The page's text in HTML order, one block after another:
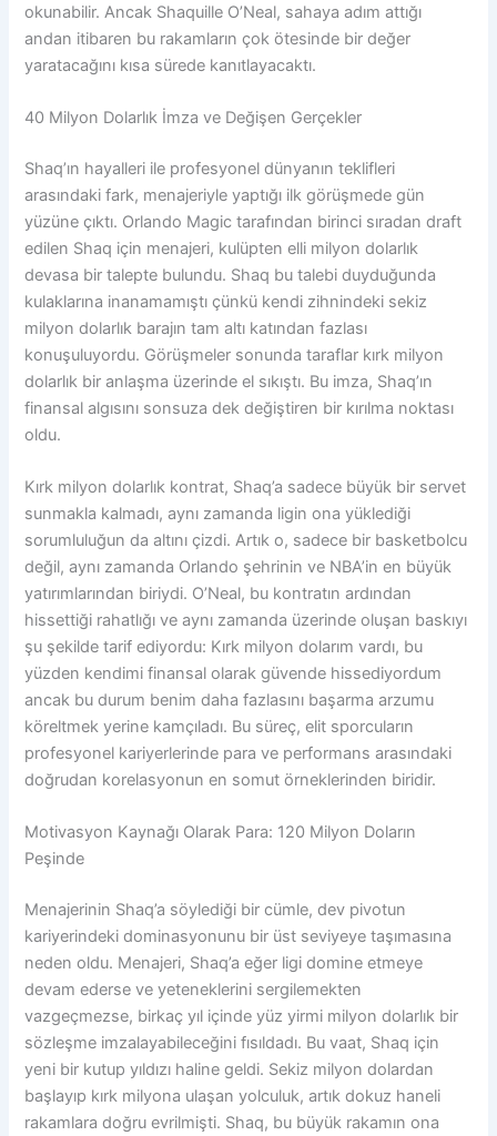
okunabilir. Ancak Shaquille O’Neal, sahaya adım attığı
andan itibaren bu rakamların çok ötesinde bir değer
yaratacağını kısa sürede kanıtlayacaktı.
40 Milyon Dolarlık İmza ve Değişen Gerçekler
Shaq’ın hayalleri ile profesyonel dünyanın teklifleri
arasındaki fark, menajeriyle yaptığı ilk görüşmede gün
yüzüne çıktı. Orlando Magic tarafından birinci sıradan draft
edilen Shaq için menajeri, kulüpten elli milyon dolarlık
devasa bir talepte bulundu. Shaq bu talebi duyduğunda
kulaklarına inanamamıştı çünkü kendi zihnindeki sekiz
milyon dolarlık barajın tam altı katından fazlası
konuşuluyordu. Görüşmeler sonunda taraflar kırk milyon
dolarlık bir anlaşma üzerinde el sıkıştı. Bu imza, Shaq’ın
finansal algısını sonsuza dek değiştiren bir kırılma noktası
oldu.
Kırk milyon dolarlık kontrat, Shaq’a sadece büyük bir servet
sunmakla kalmadı, aynı zamanda ligin ona yüklediği
sorumluluğun da altını çizdi. Artık o, sadece bir basketbolcu
değil, aynı zamanda Orlando şehrinin ve NBA’in en büyük
yatırımlarından biriydi. O’Neal, bu kontratın ardından
hissettiği rahatlığı ve aynı zamanda üzerinde oluşan baskıyı
şu şekilde tarif ediyordu: Kırk milyon dolarım vardı, bu
yüzden kendimi finansal olarak güvende hissediyordum
ancak bu durum benim daha fazlasını başarma arzumu
köreltmek yerine kamçıladı. Bu süreç, elit sporcuların
profesyonel kariyerlerinde para ve performans arasındaki
doğrudan korelasyonun en somut örneklerinden biridir.
Motivasyon Kaynağı Olarak Para: 120 Milyon Doların
Peşinde
Menajerinin Shaq’a söylediği bir cümle, dev pivotun
kariyerindeki dominasyonunu bir üst seviyeye taşımasına
neden oldu. Menajeri, Shaq’a eğer ligi domine etmeye
devam ederse ve yeteneklerini sergilemekten
vazgeçmezse, birkaç yıl içinde yüz yirmi milyon dolarlık bir
sözleşme imzalayabileceğini fısıldadı. Bu vaat, Shaq için
yeni bir kutup yıldızı haline geldi. Sekiz milyon dolardan
başlayıp kırk milyona ulaşan yolculuk, artık dokuz haneli
rakamlara doğru evrilmişti. Shaq, bu büyük rakamın ona